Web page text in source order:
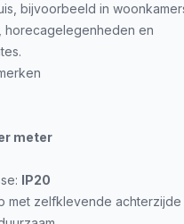
bijvoorbeeld in
horecagelegenheden en
meter
IP20
met zelfklevende achterzijde